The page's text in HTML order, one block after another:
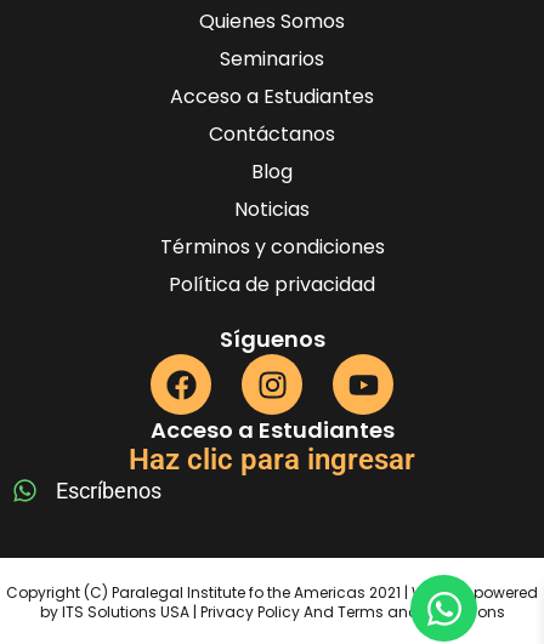
Quienes Somos
Seminarios
Acceso a Estudiantes
Contáctanos
Blog
Noticias
Términos y condiciones
Política de privacidad
Síguenos
Acceso a Estudiantes
Haz clic para ingresar
Escríbenos
Copyright (C) Paralegal Institute fo the Americas 2021 | Website powered
by ITS Solutions USA | Privacy Policy And Terms and Conditions